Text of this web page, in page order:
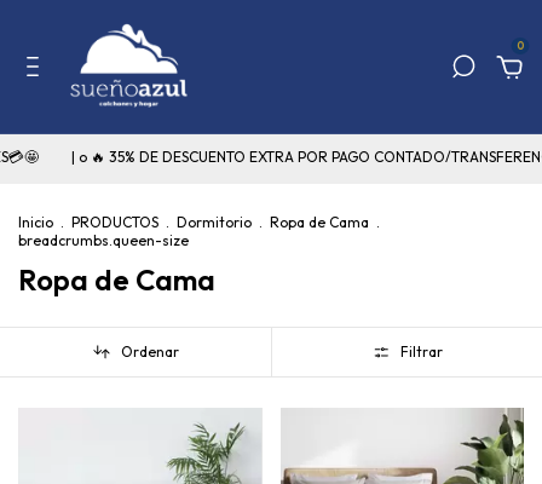
0
DE DESCUENTO EXTRA POR PAGO CONTADO/TRANSFERENCIA🔥 |
Inicio . PRODUCTOS . Dormitorio . Ropa de Cama .
breadcrumbs.queen-size
Ropa de Cama
Ordenar Filtrar